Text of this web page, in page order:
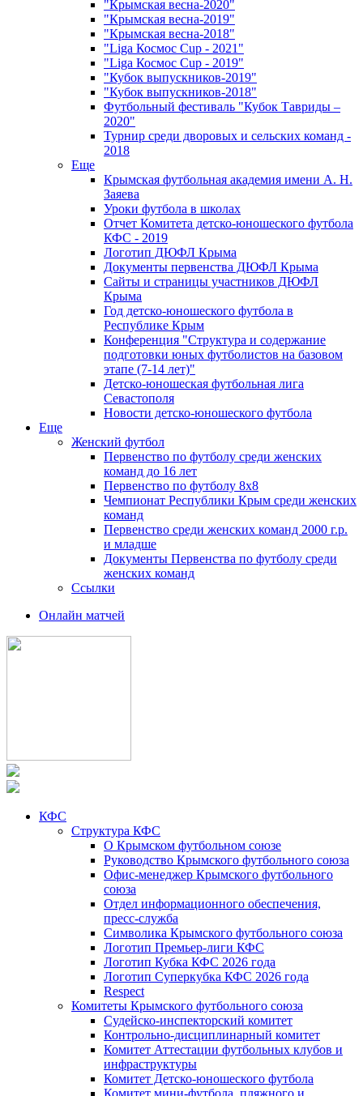
"Крымская весна-2020"
"Крымская весна-2019"
"Крымская весна-2018"
"Liga Космос Cup - 2021"
"Liga Космос Cup - 2019"
"Кубок выпускников-2019"
"Кубок выпускников-2018"
Футбольный фестиваль "Кубок Тавриды –
2020"
Турнир среди дворовых и сельских команд -
2018
Еще
Крымская футбольная академия имени А. Н.
Заяева
Уроки футбола в школах
Отчет Комитета детско-юношеского футбола
КФС - 2019
Логотип ДЮФЛ Крыма
Документы первенства ДЮФЛ Крыма
Сайты и страницы участников ДЮФЛ
Крыма
Год детско-юношеского футбола в
Республике Крым
Конференция "Структура и содержание
подготовки юных футболистов на базовом
этапе (7-14 лет)"
Детско-юношеская футбольная лига
Севастополя
Новости детско-юношеского футбола
Еще
Женский футбол
Первенство по футболу среди женских
команд до 16 лет
Первенство по футболу 8х8
Чемпионат Республики Крым среди женских
команд
Первенство среди женских команд 2000 г.р.
и младше
Документы Первенства по футболу среди
женских команд
Ссылки
Онлайн матчей
КФС
Структура КФС
О Крымском футбольном союзе
Руководство Крымского футбольного союза
Офис-менеджер Крымского футбольного
союза
Отдел информационного обеспечения,
пресс-служба
Символика Крымского футбольного союза
Логотип Премьер-лиги КФС
Логотип Кубка КФС 2026 года
Логотип Суперкубка КФС 2026 года
Respect
Комитеты Крымского футбольного союза
Судейско-инспекторский комитет
Контрольно-дисциплинарный комитет
Комитет Аттестации футбольных клубов и
инфраструктуры
Комитет Детско-юношеского футбола
Комитет мини-футбола, пляжного и